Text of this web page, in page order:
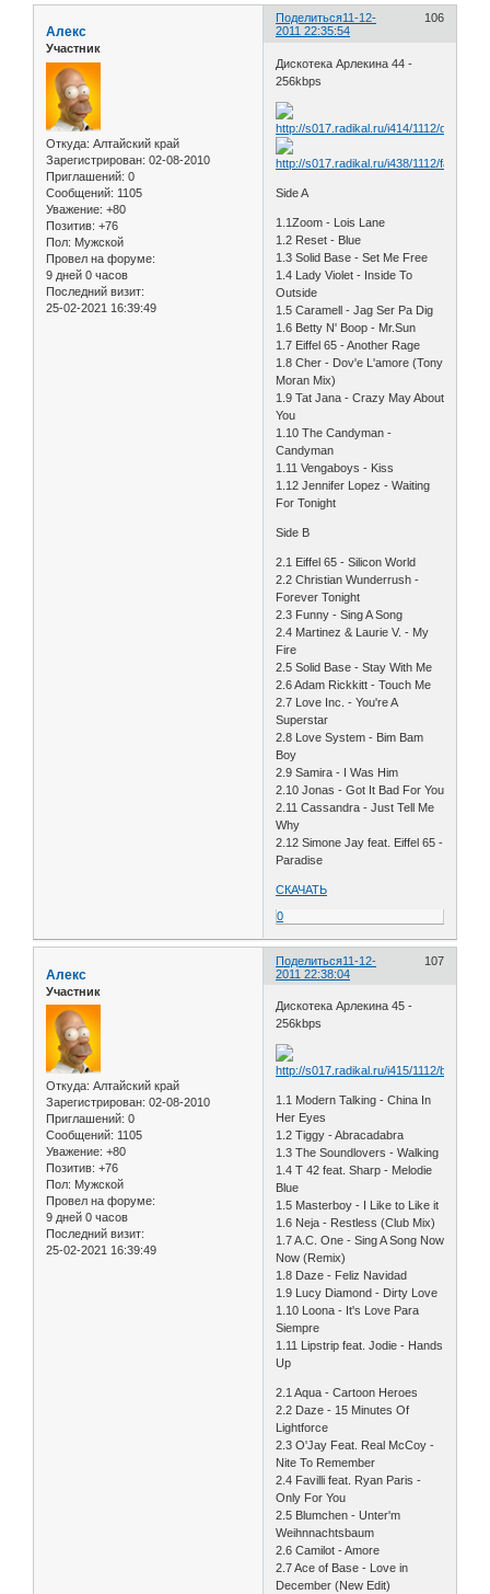
Поделиться 106
11-12-
2011 22:35:54
Алекс
Участник
Откуда: Алтайский край
Зарегистрирован: 02-08-2010
Приглашений: 0
Сообщений: 1105
Уважение: +80
Позитив: +76
Пол: Мужской
Провел на форуме:
9 дней 0 часов
Последний визит:
25-02-2021 16:39:49
Дискотека Арлекина 44 -
256kbps
Side A
1.1Zoom - Lois Lane
1.2 Reset - Blue
1.3 Solid Base - Set Me Free
1.4 Lady Violet - Inside To
Outside
1.5 Caramell - Jag Ser Pa Dig
1.6 Betty N' Boop - Mr.Sun
1.7 Eiffel 65 - Another Rage
1.8 Cher - Dov'e L'amore (Tony
Moran Mix)
1.9 Tat Jana - Crazy May About
You
1.10 The Candyman -
Candyman
1.11 Vengaboys - Kiss
1.12 Jennifer Lopez - Waiting
For Tonight
Side B
2.1 Eiffel 65 - Silicon World
2.2 Christian Wunderrush -
Forever Tonight
2.3 Funny - Sing A Song
2.4 Martinez & Laurie V. - My
Fire
2.5 Solid Base - Stay With Me
2.6 Adam Rickkitt - Touch Me
2.7 Love Inc. - You're A
Superstar
2.8 Love System - Bim Bam
Boy
2.9 Samira - I Was Him
2.10 Jonas - Got It Bad For You
2.11 Cassandra - Just Tell Me
Why
2.12 Simone Jay feat. Eiffel 65 -
Paradise
СКАЧАТЬ
0
Поделиться 107
11-12-
2011 22:38:04
Алекс
Участник
Откуда: Алтайский край
Зарегистрирован: 02-08-2010
Приглашений: 0
Сообщений: 1105
Уважение: +80
Позитив: +76
Пол: Мужской
Провел на форуме:
9 дней 0 часов
Последний визит:
25-02-2021 16:39:49
Дискотека Арлекина 45 -
256kbps
1.1 Modern Talking - China In
Her Eyes
1.2 Tiggy - Abracadabra
1.3 The Soundlovers - Walking
1.4 T 42 feat. Sharp - Melodie
Blue
1.5 Masterboy - I Like to Like it
1.6 Neja - Restless (Club Mix)
1.7 A.C. One - Sing A Song Now
Now (Remix)
1.8 Daze - Feliz Navidad
1.9 Lucy Diamond - Dirty Love
1.10 Loona - It's Love Para
Siempre
1.11 Lipstrip feat. Jodie - Hands
Up
2.1 Aqua - Cartoon Heroes
2.2 Daze - 15 Minutes Of
Lightforce
2.3 O'Jay Feat. Real McCoy -
Nite To Remember
2.4 Favilli feat. Ryan Paris -
Only For You
2.5 Blumchen - Unter'm
Weihnnachtsbaum
2.6 Camilot - Amore
2.7 Ace of Base - Love in
December (New Edit)